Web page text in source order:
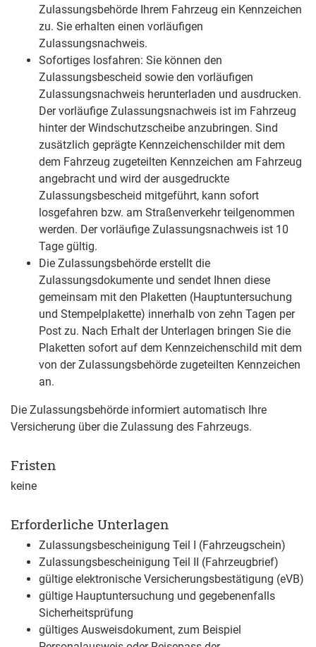
Zulassungsbehörde Ihrem Fahrzeug ein Kennzeichen
zu. Sie erhalten einen vorläufigen
Zulassungsnachweis.
Sofortiges losfahren: Sie können den
Zulassungsbescheid sowie den vorläufigen
Zulassungsnachweis herunterladen und ausdrucken.
Der vorläufige Zulassungsnachweis ist im Fahrzeug
hinter der Windschutzscheibe anzubringen. Sind
zusätzlich geprägte Kennzeichenschilder mit dem
dem Fahrzeug zugeteilten Kennzeichen am Fahrzeug
angebracht und wird der ausgedruckte
Zulassungsbescheid mitgeführt, kann sofort
losgefahren bzw. am Straßenverkehr teilgenommen
werden. Der vorläufige Zulassungsnachweis ist 10
Tage gültig.
Die Zulassungsbehörde erstellt die
Zulassungsdokumente und sendet Ihnen diese
gemeinsam mit den Plaketten (Hauptuntersuchung
und Stempelplakette) innerhalb von zehn Tagen per
Post zu. Nach Erhalt der Unterlagen bringen Sie die
Plaketten sofort auf dem Kennzeichenschild mit dem
von der Zulassungsbehörde zugeteilten Kennzeichen
an.
Die Zulassungsbehörde informiert automatisch Ihre
Versicherung über die Zulassung des Fahrzeugs.
Fristen
keine
Erforderliche Unterlagen
Zulassungsbescheinigung Teil I (Fahrzeugschein)
Zulassungsbescheinigung Teil II (Fahrzeugbrief)
gültige elektronische Versicherungsbestätigung (eVB)
gültige Hauptuntersuchung und gegebenenfalls
Sicherheitsprüfung
gültiges Ausweisdokument, zum Beispiel